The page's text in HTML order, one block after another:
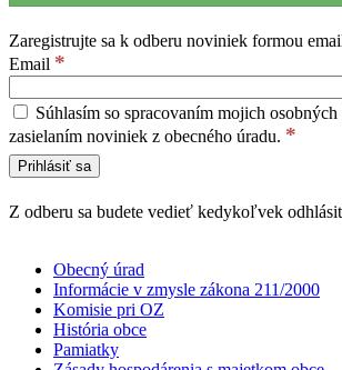
Zaregistrujte sa k odberu noviniek formou
Email *
Súhlasím so spracovaním mojich osobných
zasielaním noviniek z obecného úradu. *
Z odberu sa budete vedieť kedykoľvek
Obecný úrad
Informácie v zmysle zákona 211/2000
Komisie pri OZ
História obce
Pamiatky